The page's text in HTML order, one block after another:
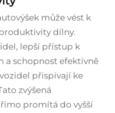
může vést k
dílny.
lepší přístup k
a schopnost efektivně
přispívají ke
zvýšená
promítá do vyšší